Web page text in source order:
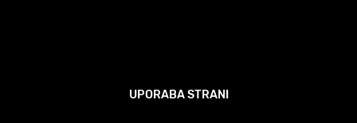
UPORABA STRANI